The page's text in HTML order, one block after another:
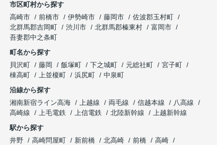
市区町村から探す
高崎市
前橋市 伊勢崎市 藤岡市
佐波郡玉村町
北群馬郡吉岡町
渋川市 北群馬郡榛東村
富岡市
吾妻郡中之条町
町名から探す
貝沢町
藤岡 飯塚町 下之城町 元総社町
宮子町
棟高町
上並榎町 浜尻町
中泉町
沿線から探す
湘南新宿ライン高海
上越線 両毛線 信越本線
八高線
高崎線
上毛電鉄 上信電鉄 北陸新幹線
上越新幹線
駅から探す
井野
高崎問屋町 新前橋 北高崎 前橋
高崎